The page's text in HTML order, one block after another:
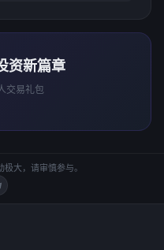
资新篇章
交易礼包
大，请审慎参与。